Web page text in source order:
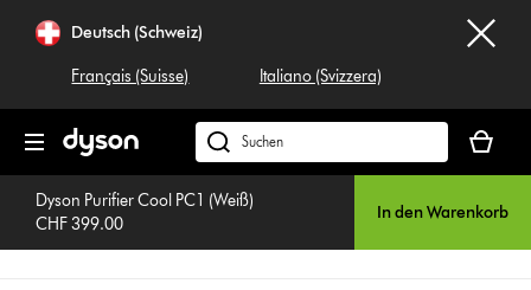
überspringenDeutsch (Schweiz)
Français (Suisse) Italiano (Svizzera)
Dyson.ch
durchsuchen
ist
Dyson Purifier Cool PC1 (Weiß)
CHF 399.00
In den Warenkorb